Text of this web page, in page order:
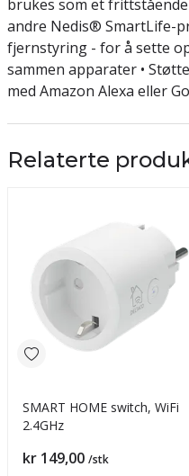
brukes som et
andre Nedis® SmartLife-
fjernstyring - for å sette
sammen apparater •
med Amazon Alexa eller
Relaterte
SMART HOME switch, WiFi
2.4GHz
Pris
kr 149,00 /stk